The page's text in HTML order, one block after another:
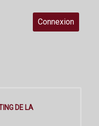
Connexion
DE LA